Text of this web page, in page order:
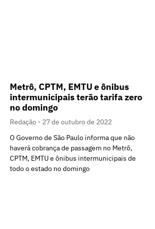
Metrô, CPTM, EMTU e ônibus
intermunicipais terão tarifa zero
no domingo
Redação
27 de outubro de 2022
O Governo de São Paulo informa que não
haverá cobrança de passagem no Metrô,
CPTM, EMTU e ônibus intermunicipais de
todo o estado no domingo